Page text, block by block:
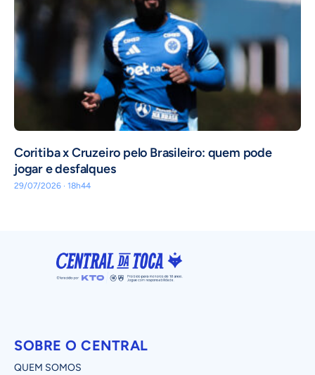
Coritiba x Cruzeiro pelo Brasileiro: quem pode
jogar e desfalques
29/07/2026 · 18h44
SOBRE O CENTRAL
QUEM SOMOS